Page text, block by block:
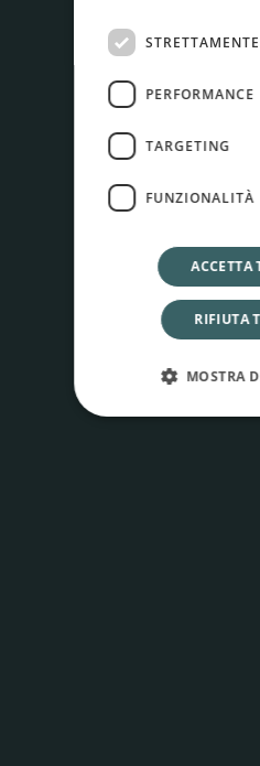
Cookie
PERFORMANCE
TARGETING
FUNZIONALITÀ
ACCETTA
RIFIUTA
MOSTRA